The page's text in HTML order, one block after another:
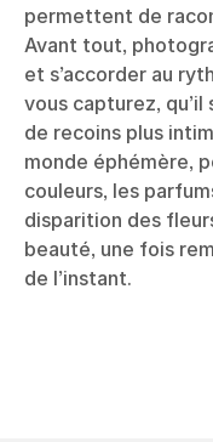
permettent de
Avant tout,
et s’accorder au
vous capturez, qu’il
de recoins plus
monde éphémère,
couleurs, les
disparition des
beauté, une fois
de l’instant.